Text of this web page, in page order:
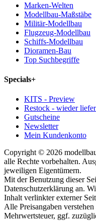
Marken-Welten
Modellbau-Maßstäbe
Militär-Modellbau
Flugzeug-Modellbau
Schiffs-Modellbau
Dioramen-Bau
Top Suchbegriffe
Specials+
KITS - Preview
Restock - wieder
Gutscheine
Newsletter
Mein Kundenkonto
Copyright © 2026
alle Rechte vorbehalten.
jeweiligen Eigentümern.
Mit der Benutzung dieser
Datenschutzerklärung an.
Inhalt verlinkter externer
Alle Preisangaben
Mehrwertsteuer, ggf.